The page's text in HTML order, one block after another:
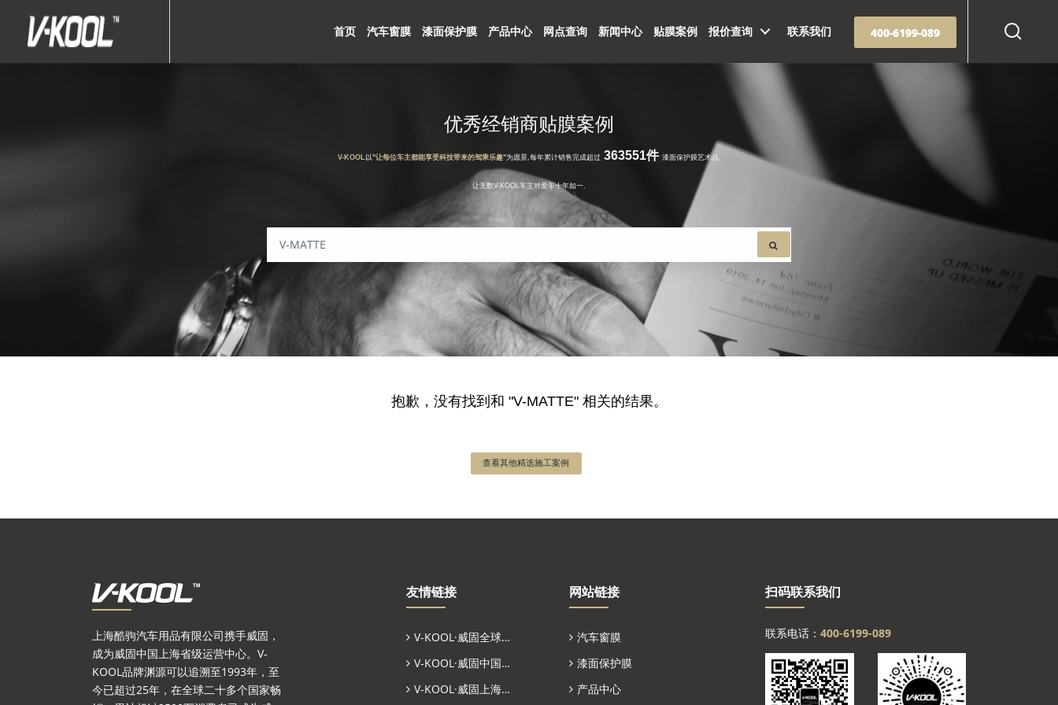
Search
首页 汽车窗膜 漆面保护膜 产品中心 网点查询 新闻中心 贴膜案例 报价查询 联系我们 400-6199-089
优秀经销商贴膜案例
V-KOOL以"让每位车主都能享受科技带来的驾乘乐趣"为愿景,每年累计销售完成超过363551件 漆面保护膜艺术品.
让无数V-KOOL车主对爱车十年如一.
抱歉，没有找到和 "V-MATTE" 相关的结果。
查看其他精选施工案例
上海酷驹汽车用品有限公司携手威固，
成为威固中国上海省级运营中心。V-
KOOL品牌渊源可以追溯至1993年，至
今已超过25年，在全球二十多个国家畅
友情链接
V-KOOL·威固全球官网
V-KOOL·威固中国官网
V-KOOL·威固上海省代
网站链接
汽车窗膜
漆面保护膜
产品中心
扫码联系我们
联系电话： 400-6199-089